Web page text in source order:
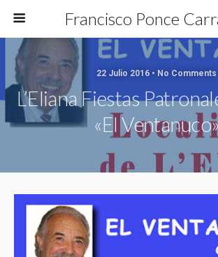
Francisco Ponce
22 Julio 2016 • No Comments
L’Eliana Fiestas
«El Ventanuco»